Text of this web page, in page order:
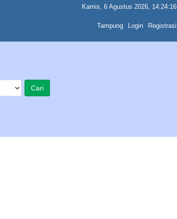
Kamis, 6 Agustus 2026, 14:24:16
Tampung Login Registrasi